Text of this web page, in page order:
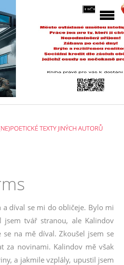
TEXTY JINÝCH AUTORŮ
a díval se mi do obličeje. Bylo mi
jsem tvář stranou, ale Kalindov
na mě díval. Zkoušel jsem se
za novinami. Kalindov mě však
a jakmile vzplály, upustil jsem